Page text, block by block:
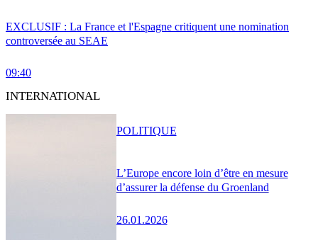
EXCLUSIF : La France et l'Espagne critiquent une nomination
controversée au SEAE
09:40
INTERNATIONAL
L’Europe encore loin d’être en mesure
d’assurer la défense du Groenland
26.01.2026
POLITIQUE